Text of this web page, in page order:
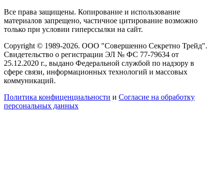
Все права защищены. Копирование и использование
материалов запрещено, частичное цитирование возможно
только при условии гиперссылки на сайт.
Copyright © 1989-2026. ООО "Совершенно Секретно Трейд".
Свидетельство о регистрации ЭЛ № ФС 77-79634 от
25.12.2020 г., выдано Федеральной службой по надзору в
сфере связи, информационных технологий и массовых
коммуникаций.
Политика конфиценциальности и Согласие на обработку
персональных данных